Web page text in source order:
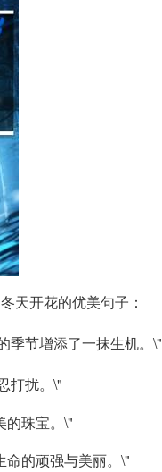
天开花的优美句子：
季节增添了一抹生机。\"
打扰。\"
的珠宝。\"
命的顽强与美丽。\"